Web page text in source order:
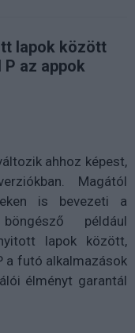
lapok között
az appok
ahhoz képest,
Magától
is bevezeti a
például
lapok között,
a futó alkalmazások
élményt garantál